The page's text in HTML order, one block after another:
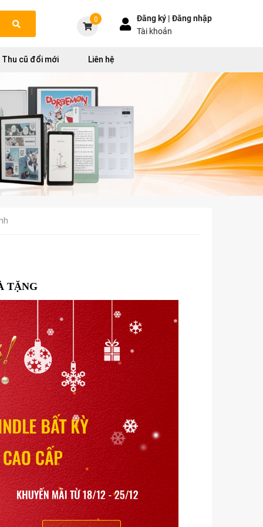
0 Đăng ký |Đăng nhập
Tài khoản
Thu cũ đổi mới Liên hệ
TẶNG